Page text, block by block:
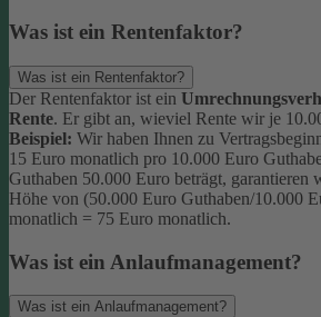
Was ist ein Rentenfaktor?
Was ist ein Rentenfaktor?
Der Rentenfaktor ist ein
Rente. Er gibt an, wieviel Rente wir je
Beispiel: Wir haben Ihnen zu
15 Euro monatlich pro 10.000 Euro
Guthaben 50.000 Euro beträgt, garantieren
Höhe von (50.000 Euro Guthaben/10.000
monatlich = 75 Euro monatlich.
Was ist ein Anlaufmanagement?
Was ist ein Anlaufmanagement?